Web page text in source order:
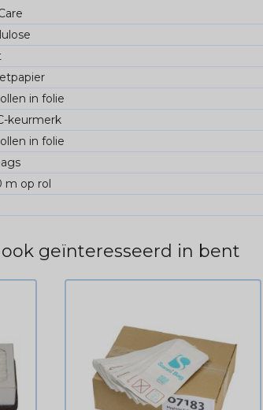
in folie
keurmerk
in folie
m op rol
geïnteresseerd in bent